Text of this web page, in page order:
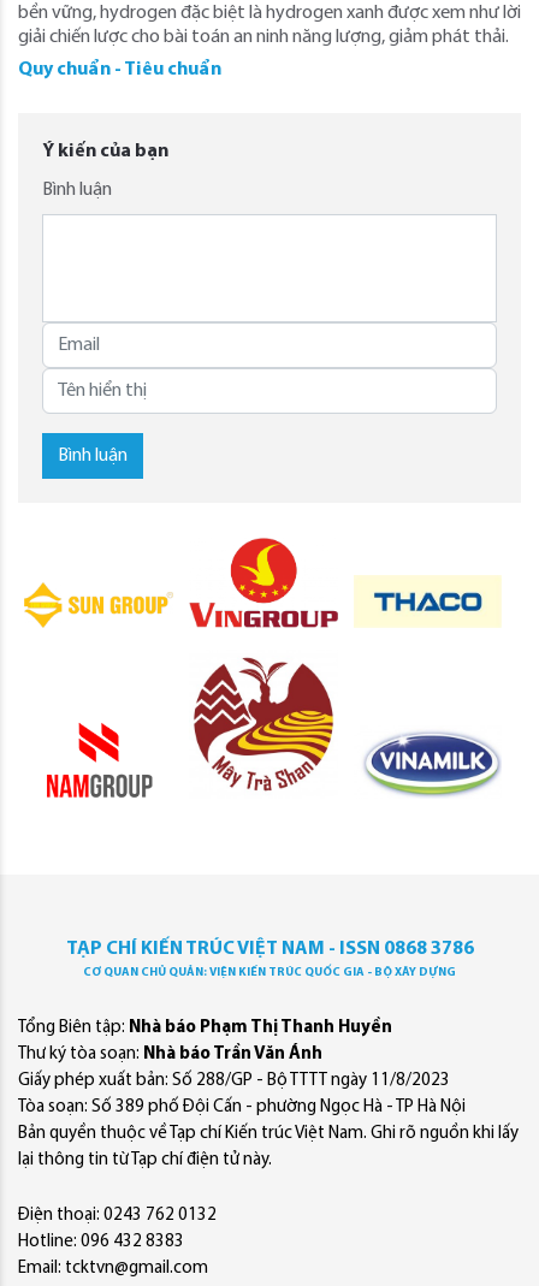
bền vững, hydrogen đặc biệt là hydrogen xanh được xem như lời
giải chiến lược cho bài toán an ninh năng lượng, giảm phát thải.
Quy chuẩn - Tiêu chuẩn
Ý kiến của bạn
Bình luận
Bình luận
TẠP CHÍ KIẾN TRÚC VIỆT NAM - ISSN 0868 3786
CƠ QUAN CHỦ QUẢN: VIỆN KIẾN TRÚC QUỐC GIA - BỘ XÂY DỰNG
Tổng Biên tập: Nhà báo Phạm Thị Thanh Huyền
Thư ký tòa soạn: Nhà báo Trần Văn Ánh
Giấy phép xuất bản: Số 288/GP - Bộ TTTT ngày 11/8/2023
Tòa soạn: Số 389 phố Đội Cấn - phường Ngọc Hà - TP Hà Nội
Bản quyền thuộc về Tạp chí Kiến trúc Việt Nam. Ghi rõ nguồn khi lấy
lại thông tin từ Tạp chí điện tử này.
Điện thoại: 0243 762 0132
Hotline: 096 432 8383
Email: tcktvn@gmail.com